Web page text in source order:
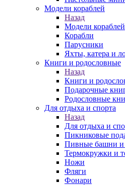
Модели кораблей
Назад
Модели кораблей
Корабли
Парусники
Яхты, катера и
Книги и родословные
Назад
Книги и
Подарочные
Родословные
Для отдыха и спорта
Назад
Для отдыха и
Пикниковые
Пивные башни и
Термокружки и
Ножи
Фляги
Фонари